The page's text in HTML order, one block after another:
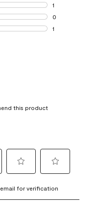
0 reviews with 4
1
1 review with 3
0
0 reviews with 2
1
this product
to
rate
to
rate
for verification